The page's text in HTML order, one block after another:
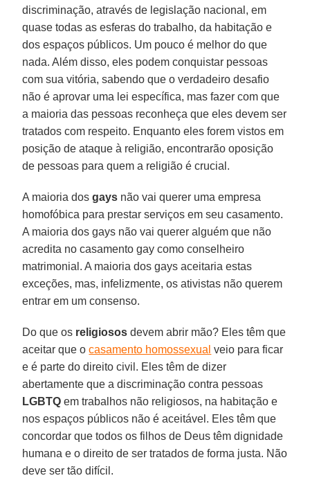
discriminação, através de legislação nacional, em
quase todas as esferas do trabalho, da habitação e
dos espaços públicos. Um pouco é melhor do que
nada. Além disso, eles podem conquistar pessoas
com sua vitória, sabendo que o verdadeiro desafio
não é aprovar uma lei específica, mas fazer com que
a maioria das pessoas reconheça que eles devem ser
tratados com respeito. Enquanto eles forem vistos em
posição de ataque à religião, encontrarão oposição
de pessoas para quem a religião é crucial.
A maioria dosgays não vai querer uma empresa
homofóbica para prestar serviços em seu casamento.
A maioria dos gays não vai querer alguém que não
acredita no casamento gay como conselheiro
matrimonial. A maioria dos gays aceitaria estas
exceções, mas, infelizmente, os ativistas não querem
entrar em um consenso.
Do que os religiosos devem abrir mão? Eles têm que
aceitar que ocasamento homossexual veio para ficar
e é parte do direito civil. Eles têm de dizer
abertamente que a discriminação contra pessoas
LGBTQ em trabalhos não religiosos, na habitação e
nos espaços públicos não é aceitável. Eles têm que
concordar que todos os filhos de Deus têm dignidade
humana e o direito de ser tratados de forma justa. Não
deve ser tão difícil.